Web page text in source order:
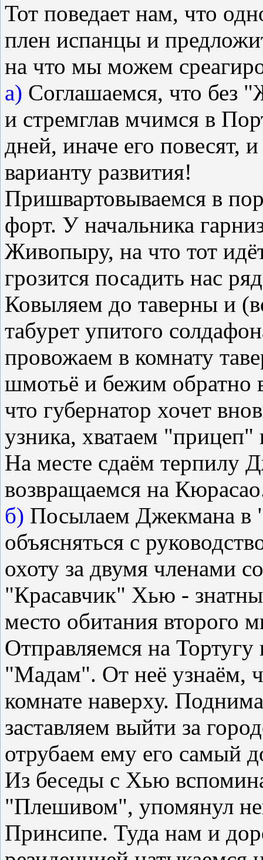
Тот поведает нам, что
плен испанцы и
на что мы можем
а) Соглашаемся, что без
и стремглав мчимся в
дней, иначе его повесят,
варианту развития!
Пришвартовываемся в
форт. У начальника
Живопыру, на что тот
грозится посадить нас
Ковыляем до таверны и
табурет упитого
провожаем в комнату
шмотьё и бежим обратно
что губернатор хочет
узника, хватаем
На месте сдаём терпилу
возвращаемся на
б) Посылаем Джекмана в
объясняться с
охоту за двумя членами
"Красавчик" Хью -
место обитания второго
Отправляемся на
"Мадам". От неё узнаём,
комнате наверху.
заставляем выйти за
отрубаем ему его самый
Из беседы с Хью
"Плешивом", упомянул
Принсипе. Туда нам и